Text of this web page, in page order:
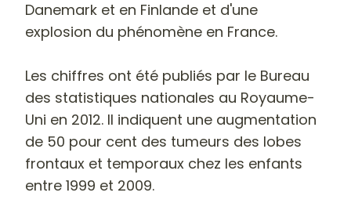
Danemark et en Finlande et d'une
explosion du phénomène en France.
Les chiffres ont été publiés par le Bureau
des statistiques nationales au Royaume-
Uni en 2012. Il indiquent une augmentation
de 50 pour cent des tumeurs des lobes
frontaux et temporaux chez les enfants
entre 1999 et 2009.